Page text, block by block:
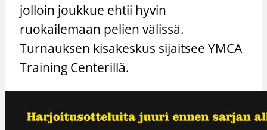
jolloin joukkue ehtii hyvin
ruokailemaan pelien välissä.
Turnauksen kisakeskus sijaitsee YMCA
Training Centerillä.